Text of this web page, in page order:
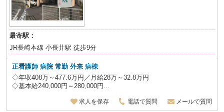
最寄駅：
JR長崎本線 小長井駅 徒歩9分
正看護師 病院 常勤 外来 病棟
◇年収408万～477.6万円／月給28万～32.8万円
◇基本給240,000円～280,000円...
求人を保存 電話で質問 メールで質問